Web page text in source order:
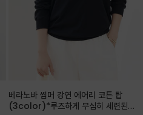
베라노바 썸머 강연 에어리 코튼 탑
(3color)*루즈하게 무심히 세련된핏/